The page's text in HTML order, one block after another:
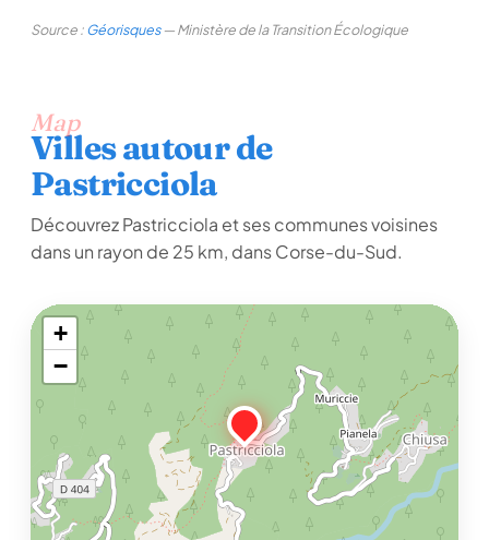
Source :Géorisques— Ministère de la Transition Écologique
Map
Villes autour de
Pastricciola
Découvrez Pastricciola et ses communes voisines
dans un rayon de 25 km, dans Corse-du-Sud.
+
−